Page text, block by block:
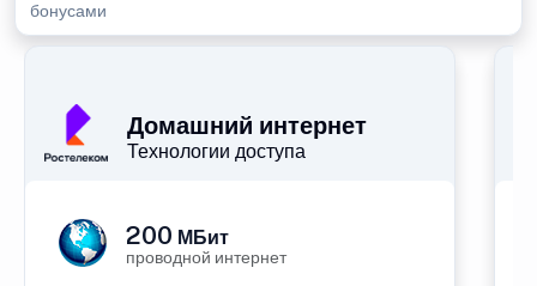
бонусами
Домашний интернет
Технологии доступа
200 МБит
проводной интернет